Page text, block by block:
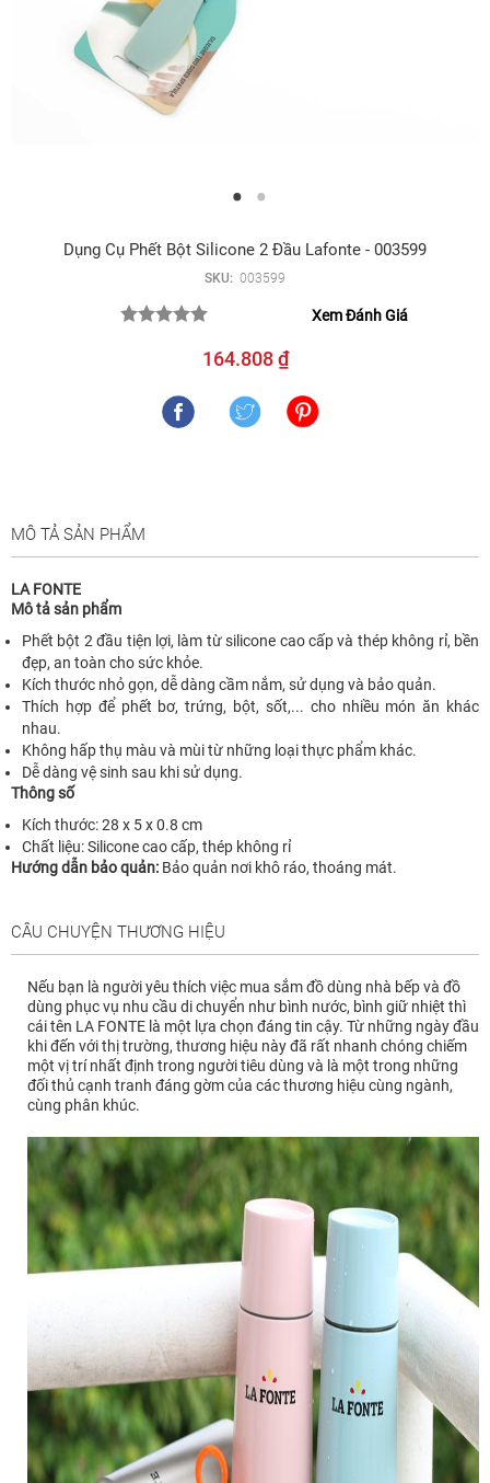
Dụng Cụ Phết Bột Silicone 2 Đầu Lafonte - 003599
SKU: 003599
Xem Đánh Giá
164.808 ₫
MÔ TẢ SẢN PHẨM
LA FONTE
Mô tả sản phẩm
Phết bột 2 đầu tiện lợi, làm từ silicone cao cấp và thép không rỉ, bền
đẹp, an toàn cho sức khỏe.
Kích thước nhỏ gọn, dễ dàng cầm nắm, sử dụng và bảo quản.
Thích hợp để phết bơ, trứng, bột, sốt,... cho nhiều món ăn khác
nhau.
Không hấp thụ màu và mùi từ những loại thực phẩm khác.
Dễ dàng vệ sinh sau khi sử dụng.
Thông số
Kích thước: 28 x 5 x 0.8 cm
Chất liệu: Silicone cao cấp, thép không rỉ
Hướng dẫn bảo quản: Bảo quản nơi khô ráo, thoáng mát.
CÂU CHUYỆN THƯƠNG HIỆU
Nếu bạn là người yêu thích việc mua sắm đồ dùng nhà bếp và đồ
dùng phục vụ nhu cầu di chuyển như bình nước, bình giữ nhiệt thì
cái tên LA FONTE là một lựa chọn đáng tin cậy. Từ những ngày đầu
khi đến với thị trường, thương hiệu này đã rất nhanh chóng chiếm
một vị trí nhất định trong người tiêu dùng và là một trong những
đối thủ cạnh tranh đáng gờm của các thương hiệu cùng ngành,
cùng phân khúc.